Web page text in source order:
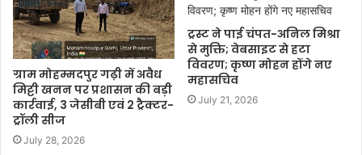
ग्राम मोहम्मदपुर गढ़ी में अवैध
मिट्टी खनन पर प्रशासन की बड़ी
कार्रवाई, 3 जेसीबी एवं 2 ट्रैक्टर-
ट्रॉली सीज
July 28, 2026
ट्रस्ट ने पाई चंपत-अनिल मिश्रा
से मुक्ति; वेबसाइट से हटा
विवरण; कृष्ण मोहन होंगे नए
महासचिव
July 21, 2026